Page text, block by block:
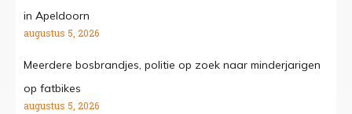
in Apeldoorn
augustus 5, 2026
Meerdere bosbrandjes, politie op zoek naar minderjarigen
op fatbikes
augustus 5, 2026